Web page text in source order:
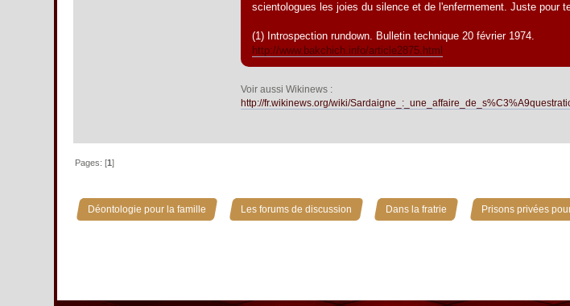
scientologues les joies du silence et de l'enfermement. Juste pour
(1) Introspection rundown. Bulletin technique 20 février 1974.
http://www.bakchich.info/article2875.html
Voir aussi Wikinews :
http://fr.wikinews.org/wiki/
Pages: [1]
Déontologie pour la famille » Les forums de discussion » Dans la fratrie » Prisons privées